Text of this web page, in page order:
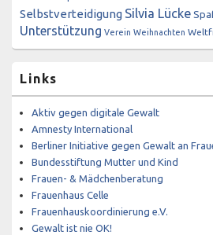
Selbstverteidigung Silvia Lücke
Unterstützung Verein Weihnachten
Links
Aktiv gegen digitale Gewalt
Amnesty International
Berliner Initiative gegen Gewalt an
Bundesstiftung Mutter und Kind
Frauen- & Mädchenberatung
Frauenhaus Celle
Frauenhauskoordinierung e.V.
Gewalt ist nie OK!